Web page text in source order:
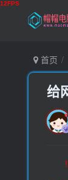
首页
给